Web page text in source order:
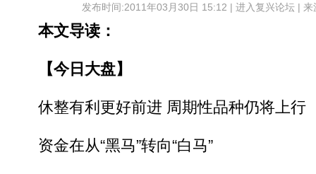
发布时间:2011年03月30日 15:12 | 进入复兴论坛| 来
本文导读：
【今日大盘】
休整有利更好前进 周期性品种仍将上行
资金在从“黑马”转向“白马”